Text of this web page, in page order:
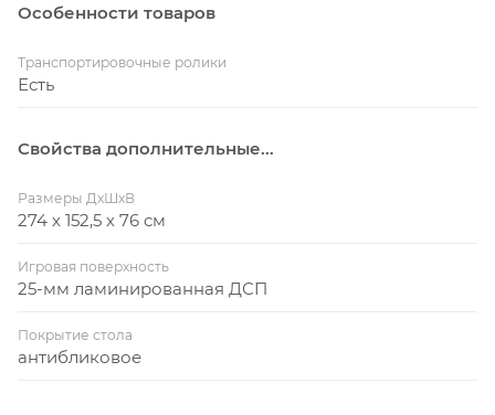
Особенности товаров
Транспортировочные ролики
Есть
Свойства дополнительные...
Размеры ДхШхВ
274 х 152,5 х 76 см
Игровая поверхность
25-мм ламинированная ДСП
Покрытие стола
антибликовое